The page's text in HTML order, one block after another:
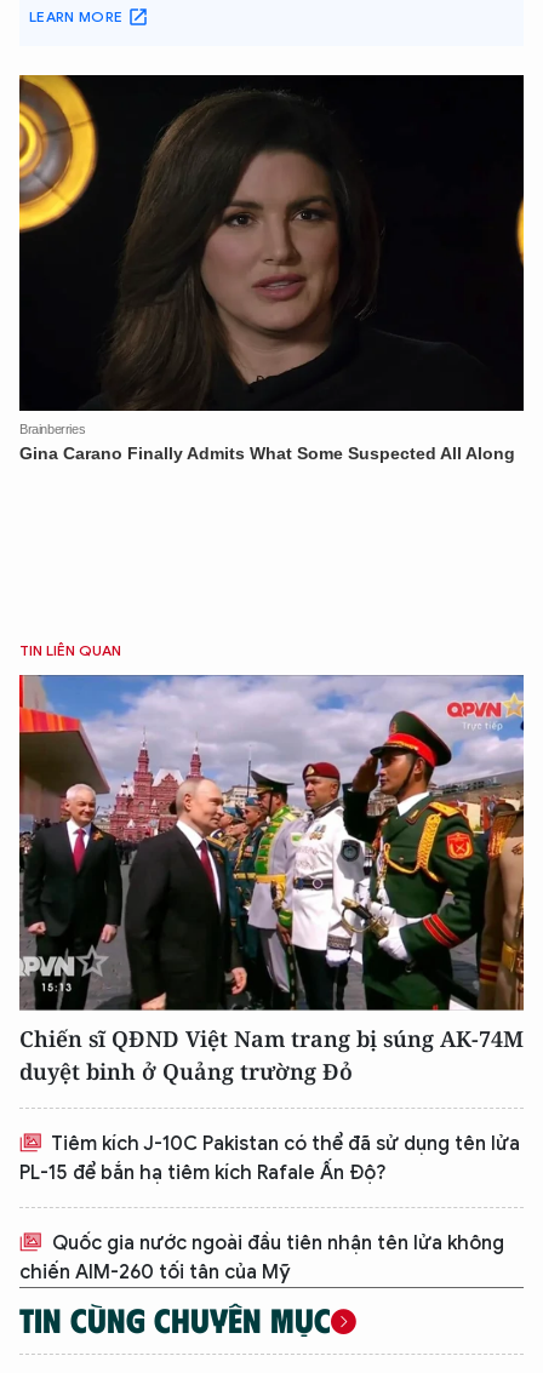
TIN LIÊN QUAN
Chiến sĩ QĐND Việt Nam trang bị súng AK-74M
duyệt binh ở Quảng trường Đỏ
Tiêm kích J-10C Pakistan có thể đã sử dụng tên lửa
PL-15 để bắn hạ tiêm kích Rafale Ấn Độ?
Quốc gia nước ngoài đầu tiên nhận tên lửa không
chiến AIM-260 tối tân của Mỹ
TIN CÙNG CHUYÊN MỤC